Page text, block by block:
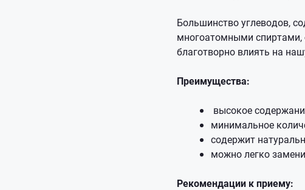
Большинство углеводов,
многоатомными спиртами,
благотворно влиять на
Преимущества:
высокое
минимальное
содержит
можно легко
Рекомендации к приему: